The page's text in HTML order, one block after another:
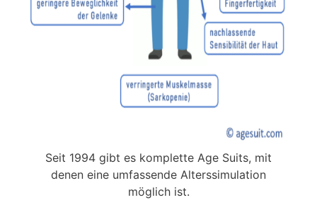
Seit 1994 gibt es komplette Age Suits, mit
denen eine umfassende Alterssimulation
möglich ist.